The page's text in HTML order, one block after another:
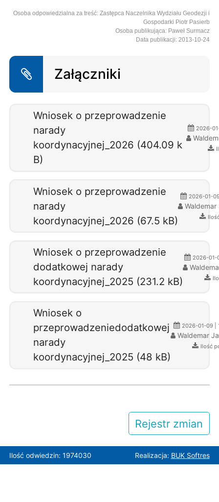
Osoba odpowiedzialna za treść: Zastępca Naczelnika Wydziału Geodezji i
Gospodarki Piotr Pasierb
Osoba publikująca: Paweł Surmacz
Data publikacji: 2013-10-24
Załączniki
Wniosek o przeprowadzenie
narady
koordynacyjnej_2026 (404.09 k
B)
2026-
Wniosek o przeprowadzenie
narady
koordynacyjnej_2026 (67.5 kB)
2026-01-
Waldemar
Wniosek o przeprowadzenie
dodatkowej narady
koordynacyjnej_2025 (231.2 kB)
2026-01-
Wniosek o
przeprowadzeniedodatkowej
narady
koordynacyjnej_2025 (48 kB)
2026-01-09 |
Waldemar
Ilość
Rejestr zmian
Ilość odwiedzin: 1974030 Realizacja: BUK Softres